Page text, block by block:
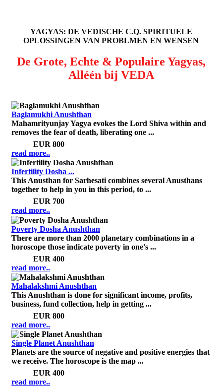
YAGYAS: DE VEDISCHE C.Q. SPIRITUELE
OPLOSSINGEN VAN PROBLMEN EN WENSEN
De Grote, Echte & Populaire Yagyas,
Alléén bij VEDA
Baglamukhi Anushthan
Mahamrityunjay Yagya evokes the Lord Shiva within and
removes the fear of death, liberating one ...
EUR 800
read more..
Infertility Dosha ...
This Anusthan for Sarhesati combines several Anusthans
together to help in you in this period, to ...
EUR 700
read more..
Poverty Dosha Anushthan
There are more than 2000 planetary combinations in a
horoscope those indicate poverty in one's ...
EUR 400
read more..
Mahalakshmi Anushthan
This Anushthan is done for significant income, profits,
business, fund collection, help in getting ...
EUR 800
read more..
Single Planet Anushthan
Planets are the source of negative and positive energies that
we receive. The horoscope is the map ...
EUR 400
read more..